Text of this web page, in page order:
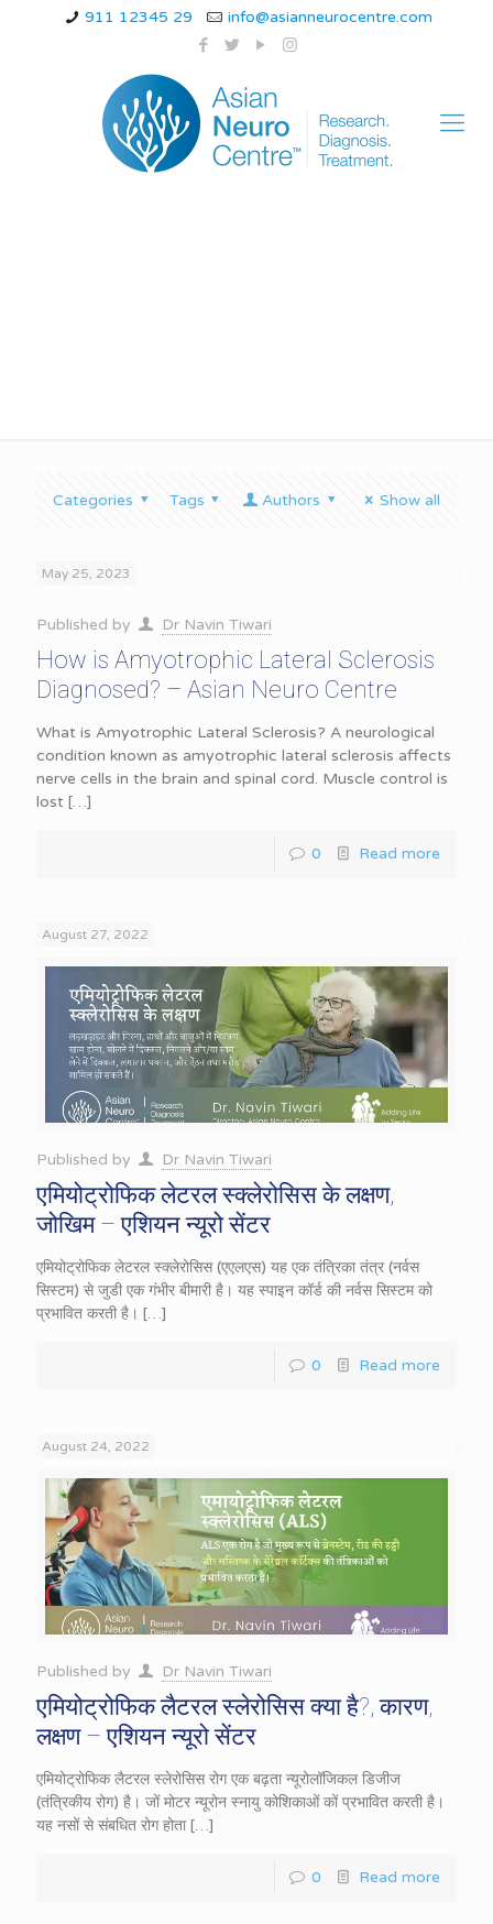
911 12345 29 info@asianneurocentre.com
Categories Tags Authors Show all
May 25, 2023
Published by Dr Navin Tiwari
How is Amyotrophic Lateral Sclerosis
Diagnosed? – Asian Neuro Centre
What is Amyotrophic Lateral Sclerosis? A neurological
condition known as amyotrophic lateral sclerosis affects
nerve cells in the brain and spinal cord. Muscle control is
lost […]
0 Read more
August 27, 2022
Published by Dr Navin Tiwari
एमियोट्रोफिक लेटरल स्क्लेरोसिस के लक्षण,
जोखिम – एशियन न्यूरो सेंटर
एमियोट्रोफिक लेटरल स्क्लेरोसिस (एएलएस) यह एक तंत्रिका तंत्र (नर्वस
सिस्टम) से जुडी एक गंभीर बीमारी है। यह स्पाइन कॉर्ड की नर्वस सिस्टम को
प्रभावित करती है। […]
0 Read more
August 24, 2022
Published by Dr Navin Tiwari
एमियोट्रोफिक लैटरल स्लेरोसिस क्या है?, कारण,
लक्षण – एशियन न्यूरो सेंटर
एमियोट्रोफिक लैटरल स्लेरोसिस रोग एक बढ़ता न्यूरोलॉजिकल डिजीज
(तंत्रिकीय रोग) है। जों मोटर न्यूरोन स्नायु कोशिकाओं कों प्रभावित करती है।
यह नसों से संबधित रोग होता […]
0 Read more